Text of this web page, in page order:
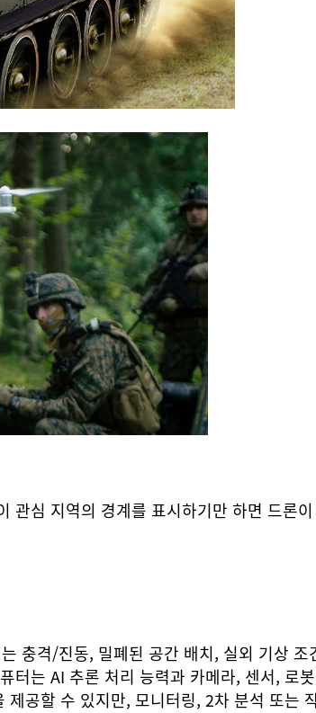
관심 지역의 경계를 표시하기만 하면 드론
충격/진동, 밀폐된 공간 배치, 실외 기상
터는 AI 추론 처리 능력과 카메라, 센서,
공할 수 있지만, 모니터링, 2차 분석 또